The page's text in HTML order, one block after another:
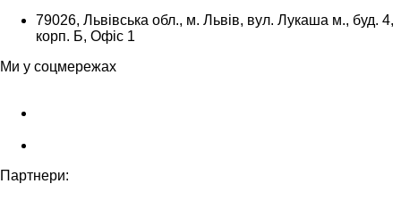
79026, Львівська обл., м. Львів, вул. Лукаша м., буд. 4,
корп. Б, Офіс 1
Ми у соцмережах
Партнери: